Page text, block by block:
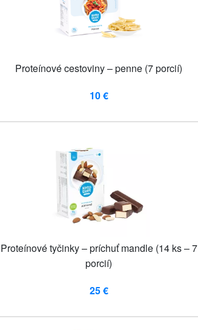
Proteínové cestoviny – penne (7 porcií)
10 €
Proteínové tyčinky – príchuť mandle (14 ks – 7
porcií)
25 €